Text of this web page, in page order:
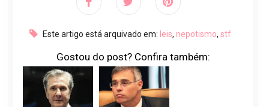
Este artigo está arquivado em: leis, nepotismo, stf
Gostou do post? Confira também: